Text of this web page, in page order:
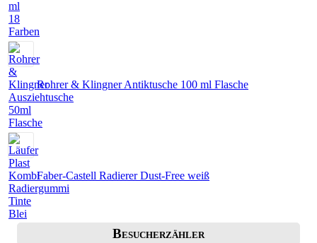
Rohrer & Klingner Antiktusche 100 ml Flasche
Faber-Castell Radierer Dust-Free weiß
Besucherzähler